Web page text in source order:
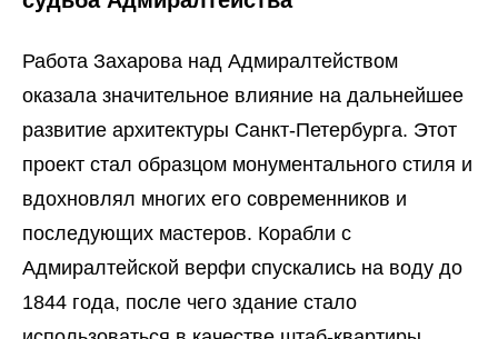
Работа Захарова над Адмиралтейством
оказала значительное влияние на дальнейшее
развитие архитектуры Санкт-Петербурга. Этот
проект стал образцом монументального стиля и
вдохновлял многих его современников и
последующих мастеров. Корабли с
Адмиралтейской верфи спускались на воду до
1844 года, после чего здание стало